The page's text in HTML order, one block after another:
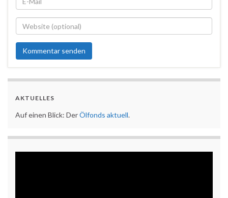
AKTUELLES
Auf einen Blick: DerÖlfonds aktuell.